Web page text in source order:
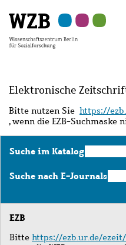
Hauptinhalt
springen
Navigation
springen
Suche
springen
Sekundärnavigation
springen
Fußzeile
springen
Elektronische
Bitte nutzen Sie https://
, wenn die EZB-Suchmaske
Suche im KatalogSuche
im
Katalog
Suche nach E-Journals
nach
EZB
Bitte https://ezb.ur.de/